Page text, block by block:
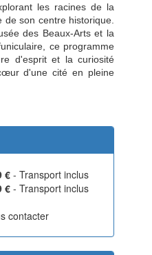
les racines de la
son centre historique.
des Beaux-Arts et la
ce programme
d'esprit et la curiosité
d'une cité en pleine
€- Transport inclus
€ - Transport inclus
contacter